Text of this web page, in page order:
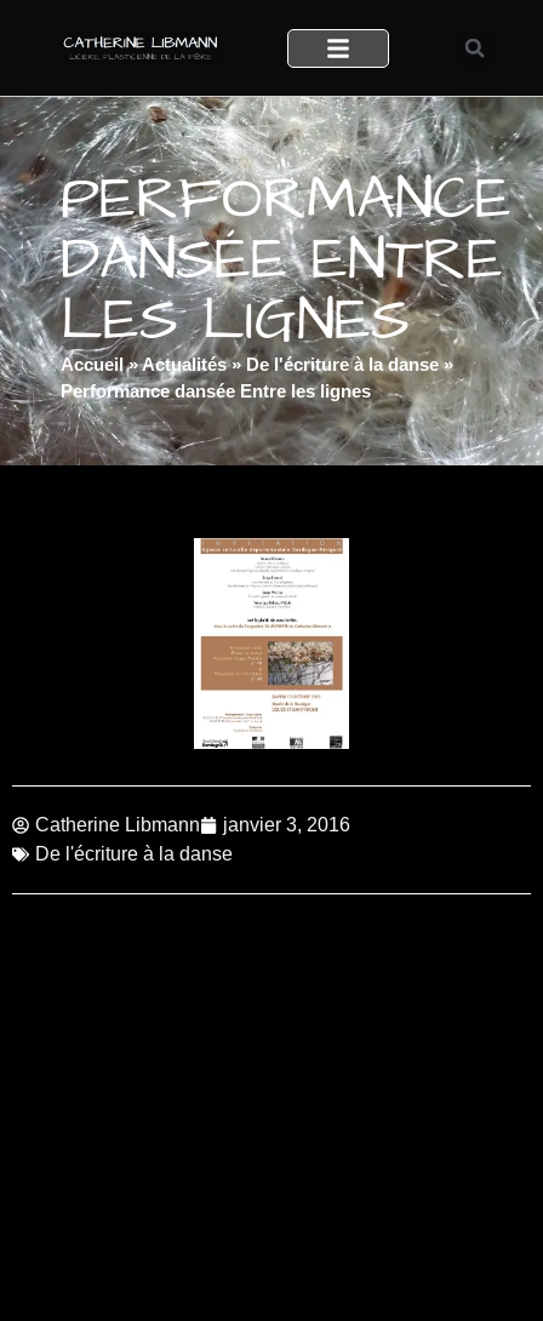
PERFORMANCE
DANSÉE ENTRE
LES LIGNES
Accueil»Actualités» De l'écriture à la danse»
Performance dansée Entre les lignes
Catherine Libmann
janvier 3, 2016
De l'écriture à la danse